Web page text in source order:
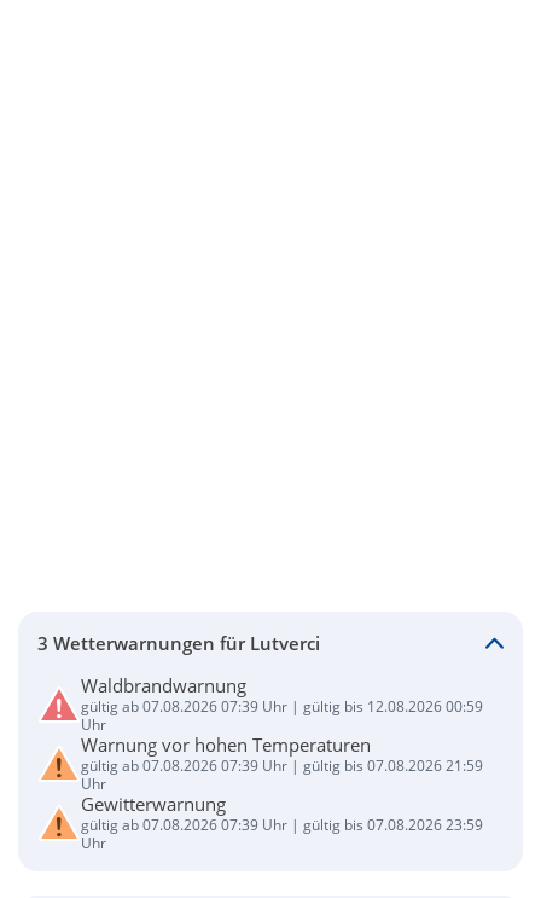
3 Wetterwarnungen für Lutverci
Waldbrandwarnung
gültig ab 07.08.2026 07:39 Uhr | gültig bis 12.08.2026 00:59
Uhr
Warnung vor hohen Temperaturen
gültig ab 07.08.2026 07:39 Uhr | gültig bis 07.08.2026 21:59
Uhr
Gewitterwarnung
gültig ab 07.08.2026 07:39 Uhr | gültig bis 07.08.2026 23:59
Uhr